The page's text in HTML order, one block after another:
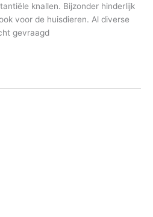
knallen. Bijzonder hinderlijk
voor de huisdieren. Al diverse
gevraagd